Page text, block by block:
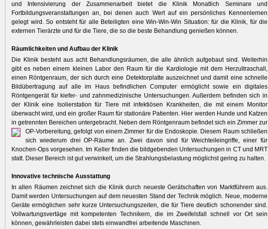
und Intensivierung der Zusammenarbeit bietet die Klinik Monatlich Seminare und
Fortbildungsveranstaltungen an, bei denen auch Wert auf ein persönliches Kennenlernen
gelegt wird. So entsteht für alle Beteiligten eine Win-Win-Win Situation: für die Klinik, für die
externen Tierärzte und für die Tiere, die so die beste Behandlung genießen können.
Räumlichkeiten und Aufbau der Klinik
Die Klinik besteht aus acht Behandlungsräumen, die alle ähnlich aufgebaut sind. Weiterhin
gibt es neben einem kleinen Labor den Raum für die Kardiologie mit dem Herzultraschall,
einen Röntgenraum, der sich durch eine Detektorplatte auszeichnet und damit eine schnelle
Bildübertragung auf alle im Haus befindlichen Computer ermöglicht sowie ein digitales
Röntgengerät für kiefer- und zahnmedizinische Untersuchungen. Außerdem befinden sich in
der Klinik eine Isolierstation für Tiere mit infektiösen Krankheiten, die mit einem Monitor
überwacht wird, und ein großer Raum für stationäre Patienten. Hier werden Hunde und Katzen
in getrennten Bereichen untergebracht. Neben dem Röntgenraum befindet sich ein Zimmer zur
OP-Vorbereitung, gefolgt von einem Zimmer für die Endoskopie. Diesem Raum schließen
sich wiederum drei OP-Räume an. Zwei davon sind für Weichteileingriffe, einer für
Knochen-Ops vorgesehen. Im Keller finden die bildgebenden Untersuchungen in CT und MRT
statt. Dieser Bereich ist gut verwinkelt, um die Strahlungsbelastung möglichst gering zu halten.
Innovative technische Ausstattung
In allen Räumen zeichnet sich die Klinik durch neueste Gerätschaften von Marktführern aus.
Damit werden Untersuchungen auf dem neuesten Stand der Technik möglich. Neue, moderne
Geräte ermöglichen sehr kurze Untersuchungszeiten, die für Tiere deutlich schonender sind.
Vollwartungsvertäge mit kompetenten Technikern, die im Zweifelsfall schnell vor Ort sein
können, gewährleisten dabei stets einwandfrei arbeitende Maschinen.